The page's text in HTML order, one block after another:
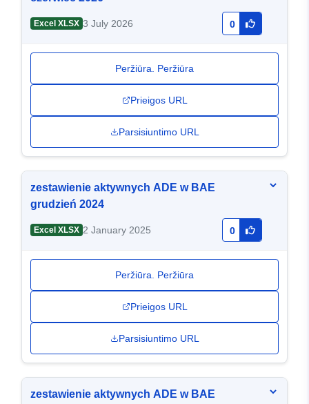
Excel XLSX 3 July 2026 0
Peržiūra. Peržiūra
Prieigos URL
Parsisiuntimo URL
zestawienie aktywnych ADE w BAE
grudzień 2024
Excel XLSX 2 January 2025 0
Peržiūra. Peržiūra
Prieigos URL
Parsisiuntimo URL
zestawienie aktywnych ADE w BAE